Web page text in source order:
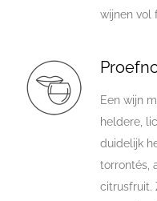
wijnen vol
Een wijn
heldere,
duidelijk
torrontés,
citrusfruit.